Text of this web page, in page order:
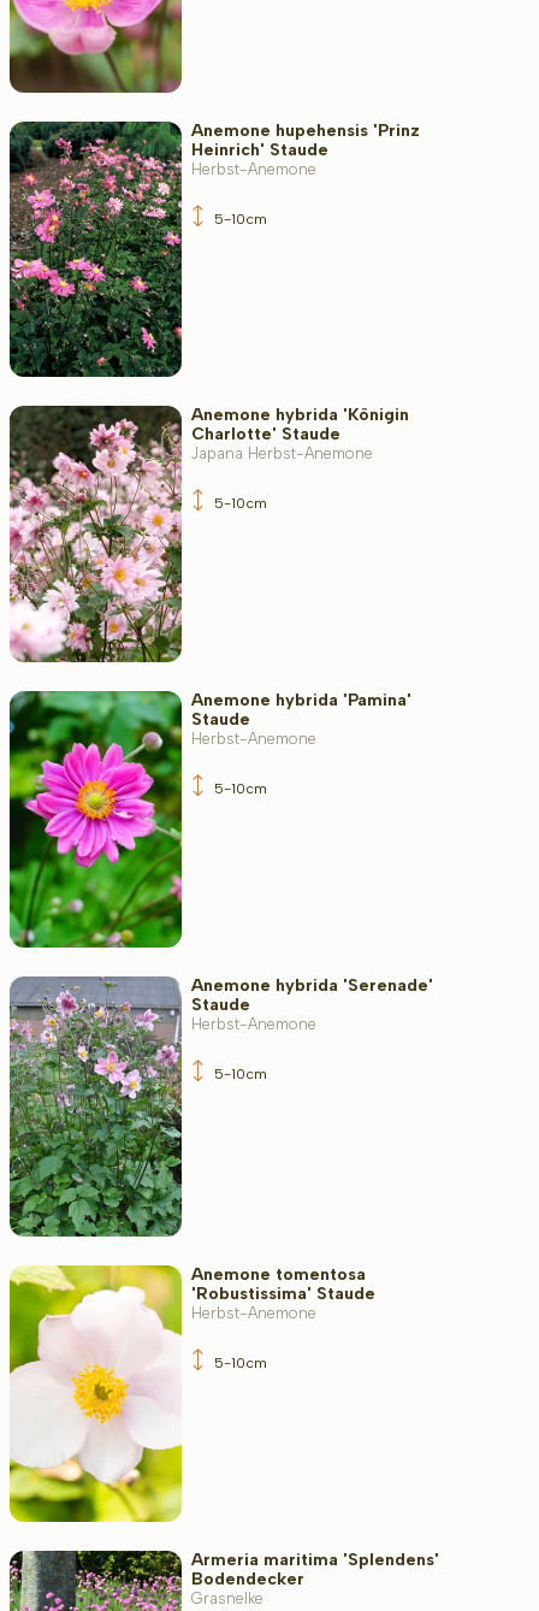
Anemone hupehensis 'Prinz
Heinrich' Staude
Herbst-Anemone
5-10cm
Anemone hybrida 'Königin
Charlotte' Staude
Japana Herbst-Anemone
5-10cm
Anemone hybrida 'Pamina'
Staude
Herbst-Anemone
5-10cm
Anemone hybrida 'Serenade'
Staude
Herbst-Anemone
5-10cm
Anemone tomentosa
'Robustissima' Staude
Herbst-Anemone
5-10cm
Armeria maritima 'Splendens'
Bodendecker
Grasnelke